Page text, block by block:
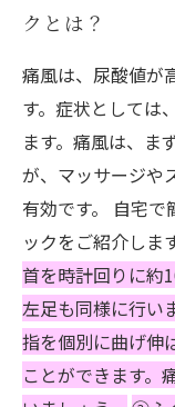
クとは？
痛風は、尿酸値が
す。症状としては
ます。痛風は、ま
が、マッサージや
有効です。 自宅
ックをご紹介しま
首を時計回りに約
左足も同様に行い
指を個別に曲げ伸
ことができます。